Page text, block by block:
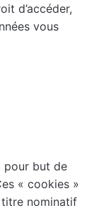
d’accéder,
vous
pour but de
« cookies »
nominatif